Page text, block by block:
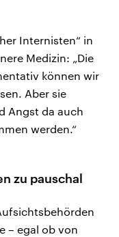
Internisten“ in
Medizin: „Die
können wir
Aber sie
Angst da auch
werden.“
zu pauschal
– egal ob von